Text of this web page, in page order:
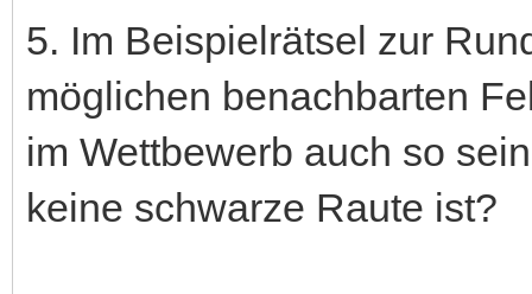
5. Im Beispielrätsel zur
möglichen benachbarten
im Wettbewerb auch so
keine schwarze Raute ist?